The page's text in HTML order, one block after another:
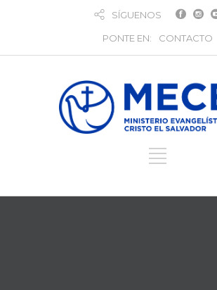
SÍGUENOS
PONTE EN: CONTACTO